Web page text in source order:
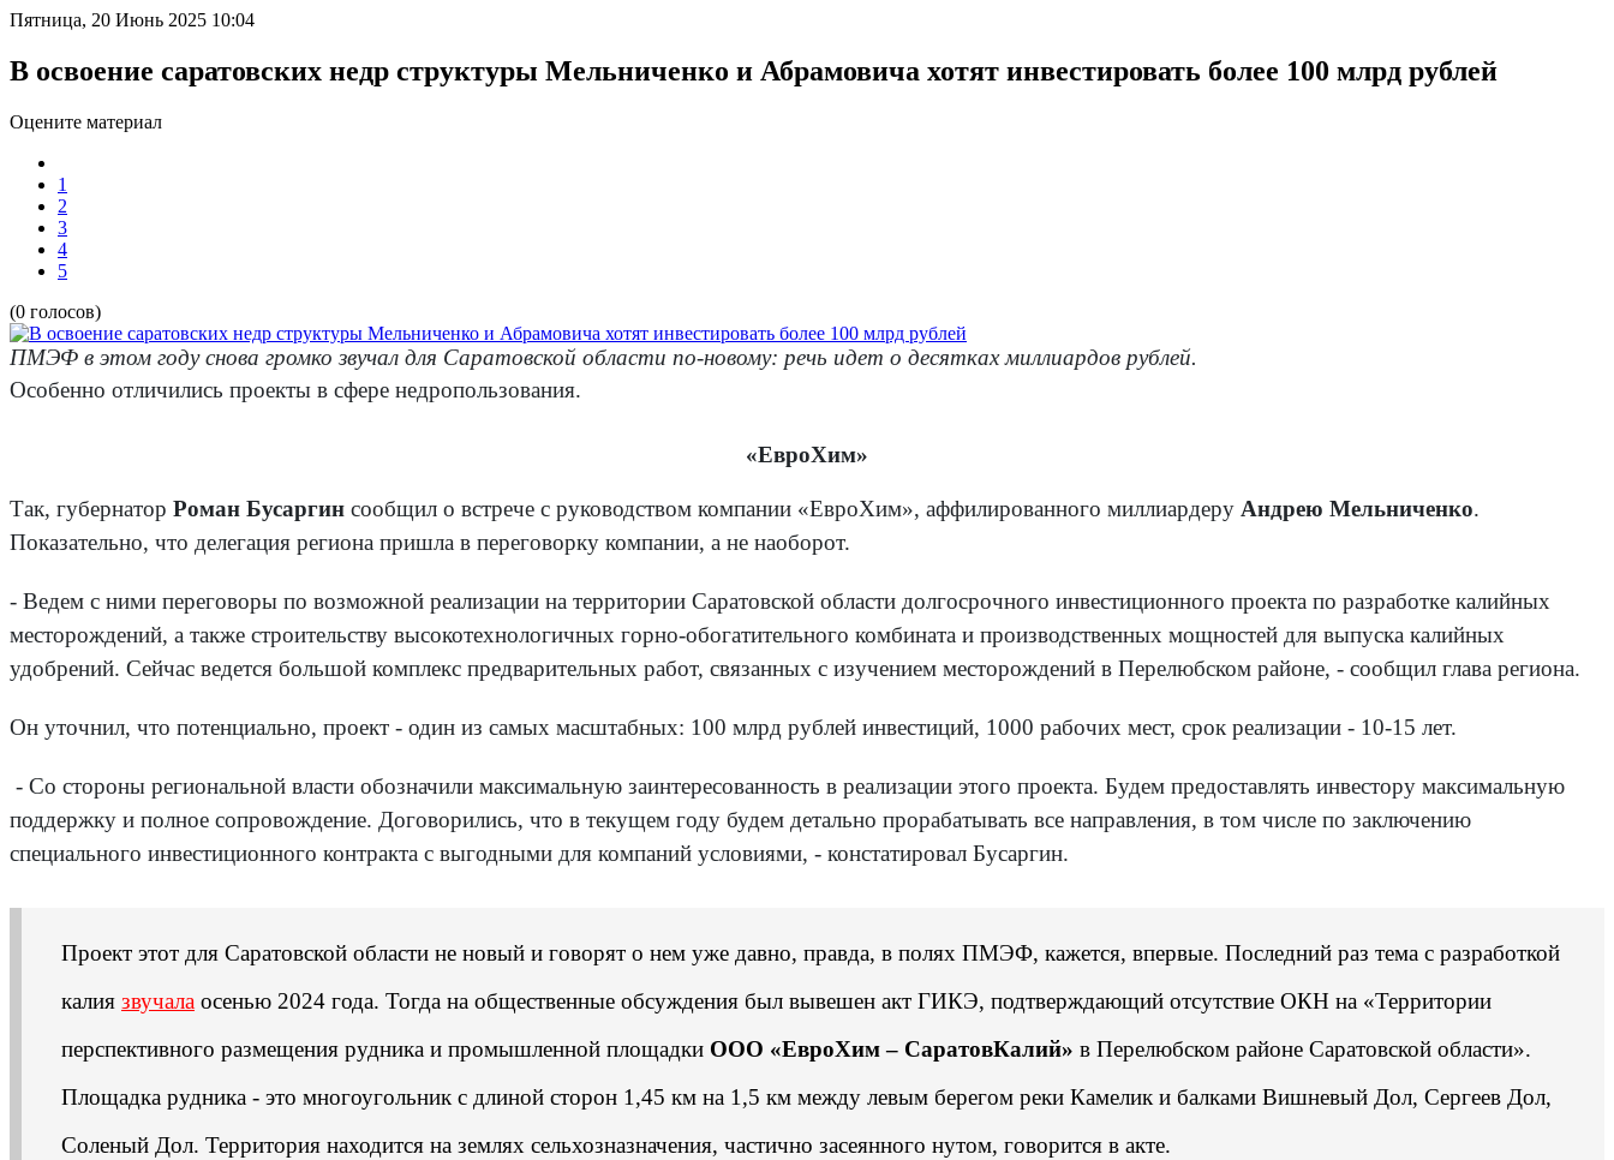
Пятница, 20 Июнь 2025 10:04
В освоение саратовских недр структуры Мельниченко и Абрамовича хотят инвестировать более 100 млрд рублей
Оцените материал
1
2
3
4
5
(0 голосов)
ПМЭФ в этом году снова громко звучал для Саратовской области по-новому: речь идет о десятках миллиардов рублей.
Особенно отличились проекты в сфере недропользования.
«ЕвроХим»
Так, губернатор Роман Бусаргин сообщил о встрече с руководством компании «ЕвроХим», аффилированного миллиардеру Андрею Мельниченко.
Показательно, что делегация региона пришла в переговорку компании, а не наоборот.
- Ведем с ними переговоры по возможной реализации на территории Саратовской области долгосрочного инвестиционного проекта по разработке калийных
месторождений, а также строительству высокотехнологичных горно-обогатительного комбината и производственных мощностей для выпуска калийных
удобрений. Сейчас ведется большой комплекс предварительных работ, связанных с изучением месторождений в Перелюбском районе, - сообщил глава региона.
Он уточнил, что потенциально, проект - один из самых масштабных: 100 млрд рублей инвестиций, 1000 рабочих мест, срок реализации - 10-15 лет.
- Со стороны региональной власти обозначили максимальную заинтересованность в реализации этого проекта. Будем предоставлять инвестору максимальную
поддержку и полное сопровождение. Договорились, что в текущем году будем детально прорабатывать все направления, в том числе по заключению
специального инвестиционного контракта с выгодными для компаний условиями, - констатировал Бусаргин.
Проект этот для Саратовской области не новый и говорят о нем уже давно, правда, в полях ПМЭФ, кажется, впервые. Последний раз тема с разработкой
калия звучала осенью 2024 года. Тогда на общественные обсуждения был вывешен акт ГИКЭ, подтверждающий отсутствие ОКН на «Территории
перспективного размещения рудника и промышленной площадки ООО «ЕвроХим – СаратовКалий» в Перелюбском районе Саратовской области».
Площадка рудника - это многоугольник с длиной сторон 1,45 км на 1,5 км между левым берегом реки Камелик и балками Вишневый Дол, Сергеев Дол,
Соленый Дол. Территория находится на землях сельхозназначения, частично засеянного нутом, говорится в акте.